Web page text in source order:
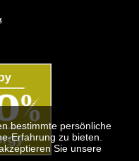
bestimmte persönliche
Erfahrung zu bieten.
Sie unsere